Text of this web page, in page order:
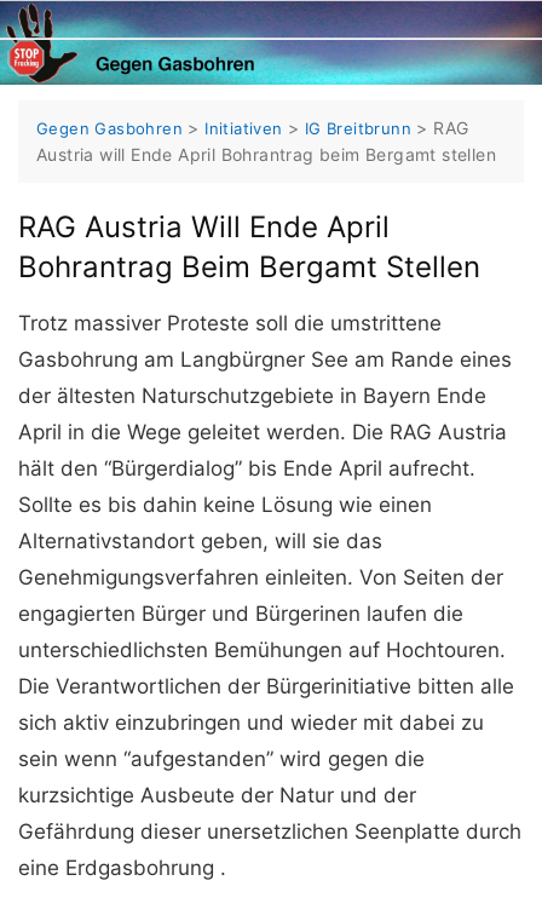
Skip
to
content
Gegen Gasbohren > Initiativen > IG Breitbrunn > RAG
Austria will Ende April Bohrantrag beim Bergamt stellen
RAG Austria Will Ende April
Bohrantrag Beim Bergamt Stellen
Trotz massiver Proteste soll die umstrittene
Gasbohrung am Langbürgner See am Rande eines
der ältesten Naturschutzgebiete in Bayern Ende
April in die Wege geleitet werden. Die RAG Austria
hält den “Bürgerdialog” bis Ende April aufrecht.
Sollte es bis dahin keine Lösung wie einen
Alternativstandort geben, will sie das
Genehmigungsverfahren einleiten. Von Seiten der
engagierten Bürger und Bürgerinen laufen die
unterschiedlichsten Bemühungen auf Hochtouren.
Die Verantwortlichen der Bürgerinitiative bitten alle
sich aktiv einzubringen und wieder mit dabei zu
sein wenn “aufgestanden” wird gegen die
kurzsichtige Ausbeute der Natur und der
Gefährdung dieser unersetzlichen Seenplatte durch
eine Erdgasbohrung .